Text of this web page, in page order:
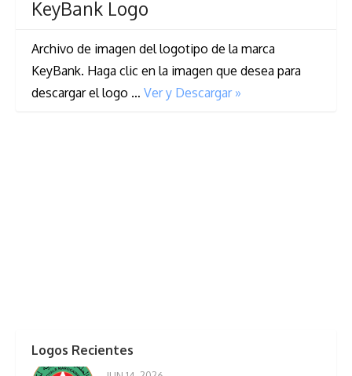
KeyBank Logo
Archivo de imagen del logotipo de la marca
KeyBank. Haga clic en la imagen que desea para
descargar el logo … Ver y Descargar »
Logos Recientes